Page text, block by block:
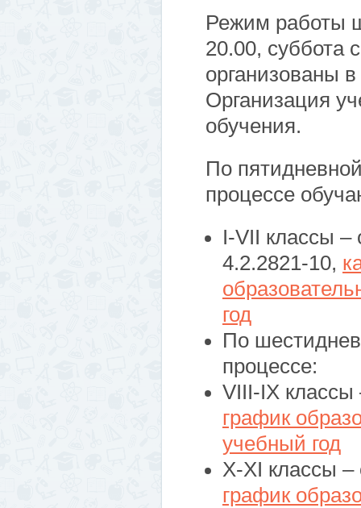
Режим работы
20.00, суббота
организованы
Организация
обучения.
По
процессе
I-VII классы
4.2.2821-10,
год
По
процессе:
VIII-IX
график
учебный год
X-XI классы
график